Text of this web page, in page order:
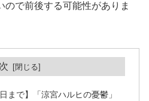
ので前後する可能性がありま
まで】「涼宮ハルヒの憂鬱」